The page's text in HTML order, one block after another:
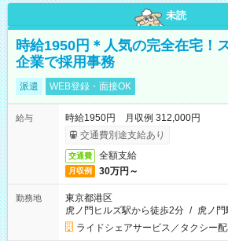
未読
時給1950円＊人気の完全在宅！
企業で採用事務
派遣 WEB登録・面接OK
給与
時給1950円 月収例 312,000円
交通費別途支給あり
交通費 全額支給
月収例 30万円～
勤務地
東京都港区
虎ノ門ヒルズ駅から徒歩2分 / 虎ノ
ライドシェアサービス／タクシー